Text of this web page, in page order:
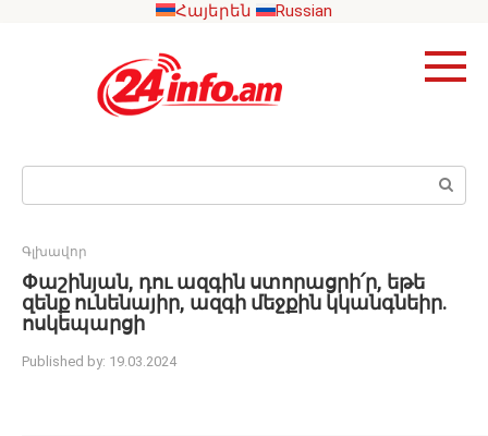
Հայերեն Russian
Search:
Գլխավոր
Փաշինյան, դու ազգին ստորացրի՛ր, եթե
զենք ունենայիր, ազգի մեջքին կկանգնեիր․
ոսկեպարցի
Published by: 19.03.2024